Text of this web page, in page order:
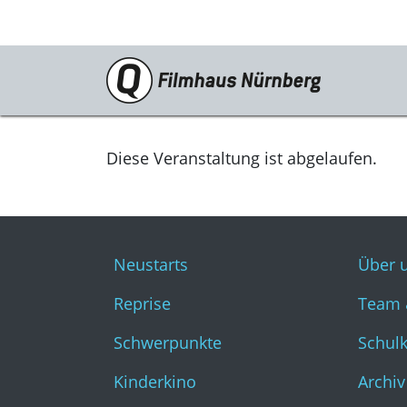
Programm
Neustarts
Kinderkino
Stummfilm
Cine International
Filmclub
Diese Veranstaltung ist abgelaufen.
Neustarts
Reprise
Schwerpunkte
Kinderkino
Über
Team
Archiv